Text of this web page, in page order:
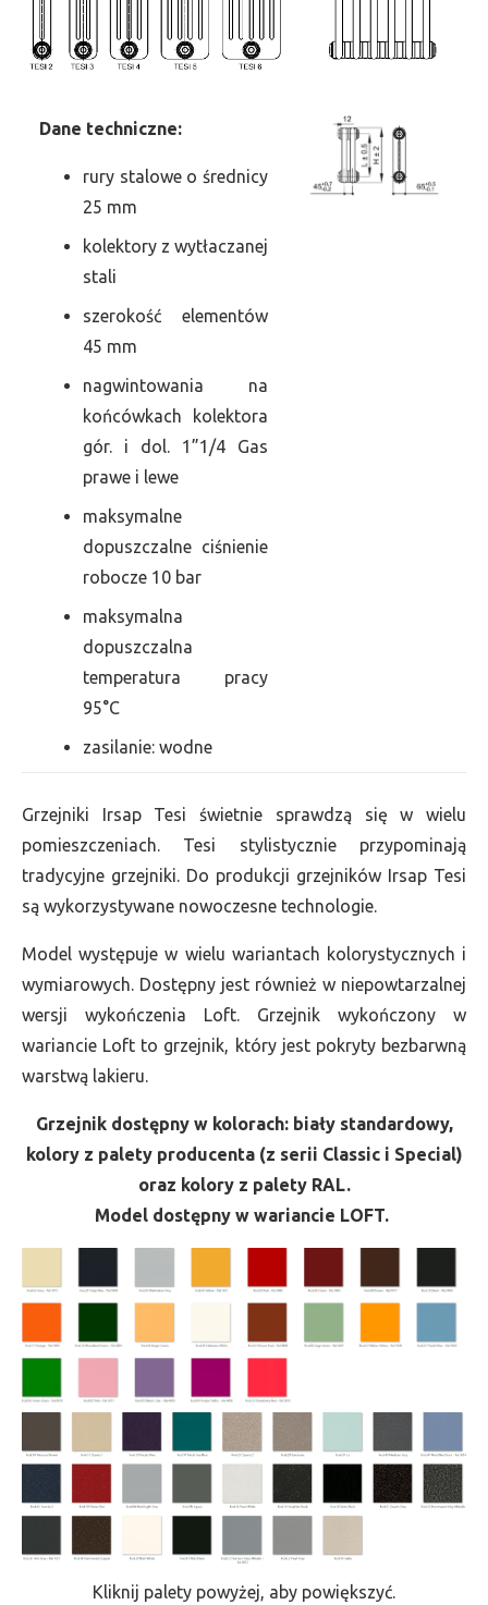
Dane techniczne:
rury stalowe o średnicy
25 mm
kolektory z wytłaczanej
stali
szerokość elementów
45 mm
nagwintowania na
końcówkach kolektora
gór. i dol. 1”1/4 Gas
prawe i lewe
maksymalne
dopuszczalne ciśnienie
robocze 10 bar
maksymalna
dopuszczalna
temperatura pracy
95°C
zasilanie: wodne
Grzejniki Irsap Tesi świetnie sprawdzą się w wielu
pomieszczeniach. Tesi stylistycznie przypominają
tradycyjne grzejniki. Do produkcji grzejników Irsap Tesi
są wykorzystywane nowoczesne technologie.
Model występuje w wielu wariantach kolorystycznych i
wymiarowych. Dostępny jest również w niepowtarzalnej
wersji wykończenia Loft. Grzejnik wykończony w
wariancie Loft to grzejnik, który jest pokryty bezbarwną
warstwą lakieru.
Grzejnik dostępny w kolorach: biały standardowy,
kolory z palety producenta (z serii Classic i Special)
oraz kolory z palety RAL.
Model dostępny w wariancie LOFT.
Kliknij palety powyżej, aby powiększyć.